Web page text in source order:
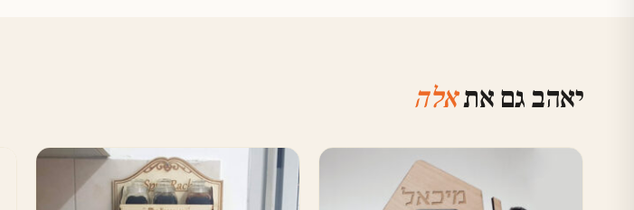
יאהב גם אתאלה